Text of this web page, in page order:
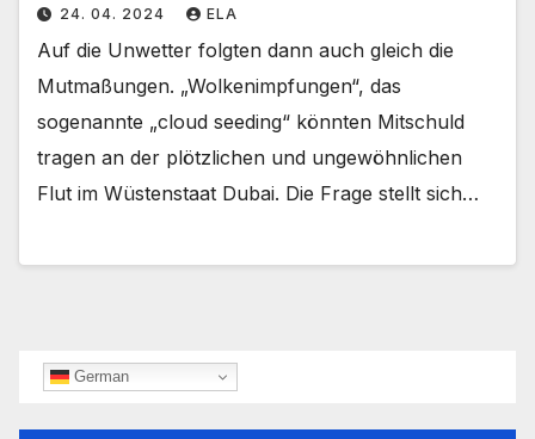
24. 04. 2024 ELA
Auf die Unwetter folgten dann auch gleich die
Mutmaßungen. „Wolkenimpfungen“, das
sogenannte „cloud seeding“ könnten Mitschuld
tragen an der plötzlichen und ungewöhnlichen
Flut im Wüstenstaat Dubai. Die Frage stellt sich…
German